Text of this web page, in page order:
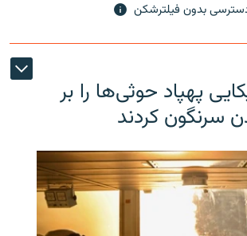
بدون فیلترشکن
پهپاد حوثی‌ها را بر
سرنگون کردند